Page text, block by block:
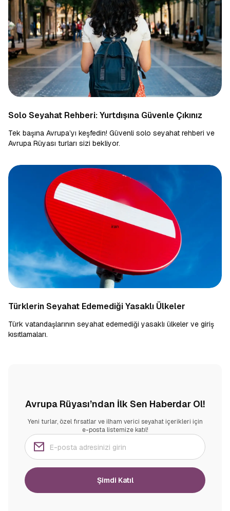
Solo Seyahat Rehberi: Yurtdışına Güvenle Çıkınız
Tek başına Avrupa’yı keşfedin! Güvenli solo seyahat rehberi ve
Avrupa Rüyası turları sizi bekliyor.
Türklerin Seyahat Edemediği Yasaklı Ülkeler
Türk vatandaşlarının seyahat edemediği yasaklı ülkeler ve giriş
kısıtlamaları.
Avrupa Rüyası’ndan İlk Sen Haberdar Ol!
Yeni turlar, özel fırsatlar ve ilham verici seyahat içerikleri için
e-posta listemize katıl!
Şimdi Katıl